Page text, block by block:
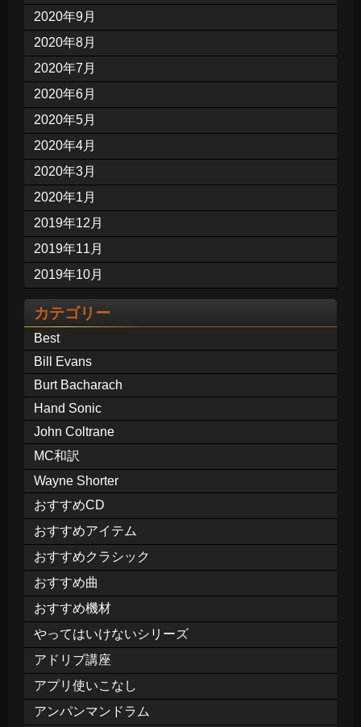
2020年9月
2020年8月
2020年7月
2020年6月
2020年5月
2020年4月
2020年3月
2020年1月
2019年12月
2019年11月
2019年10月
カテゴリー
Best
Bill Evans
Burt Bacharach
Hand Sonic
John Coltrane
MC和訳
Wayne Shorter
おすすめCD
おすすめアイテム
おすすめクラシック
おすすめ曲
おすすめ機材
やってはいけないシリーズ
アドリブ講座
アプリ使いこなし
アンパンマンドラム